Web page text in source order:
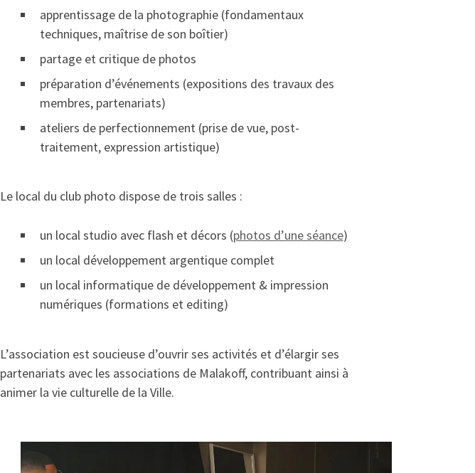
apprentissage de la photographie (fondamentaux
techniques, maîtrise de son boîtier)
partage et critique de photos
préparation d’événements (expositions des travaux des
membres, partenariats)
ateliers de perfectionnement (prise de vue, post-
traitement, expression artistique)
Le local du club photo dispose de trois salles :
un local studio avec flash et décors (photos d’une séance)
un local développement argentique complet
un local informatique de développement & impression
numériques (formations et editing)
L’association est soucieuse d’ouvrir ses activités et d’élargir ses
partenariats avec les associations de Malakoff, contribuant ainsi à
animer la vie culturelle de la Ville.